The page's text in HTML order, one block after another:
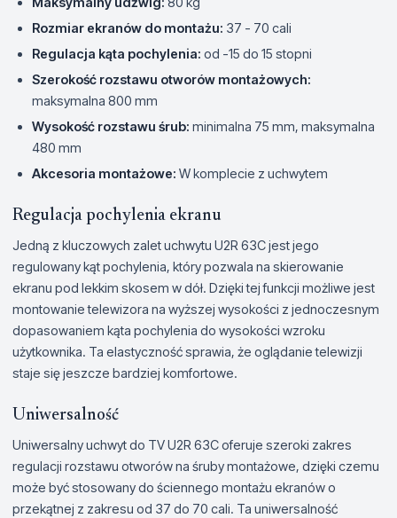
Rozmiar ekranów do montażu: 37 - 70 cali
Regulacja kąta pochylenia: od -15 do 15 stopni
Szerokość rozstawu otworów montażowych:
maksymalna 800 mm
Wysokość rozstawu śrub: minimalna 75 mm, maksymalna
480 mm
Akcesoria montażowe: W komplecie z uchwytem
Regulacja pochylenia ekranu
Jedną z kluczowych zalet uchwytu U2R 63C jest jego
regulowany kąt pochylenia, który pozwala na skierowanie
ekranu pod lekkim skosem w dół. Dzięki tej funkcji możliwe jest
montowanie telewizora na wyższej wysokości z jednoczesnym
dopasowaniem kąta pochylenia do wysokości wzroku
użytkownika. Ta elastyczność sprawia, że oglądanie telewizji
staje się jeszcze bardziej komfortowe.
Uniwersalność
Uniwersalny uchwyt do TV U2R 63C oferuje szeroki zakres
regulacji rozstawu otworów na śruby montażowe, dzięki czemu
może być stosowany do ściennego montażu ekranów o
przekątnej z zakresu od 37 do 70 cali. Ta uniwersalność